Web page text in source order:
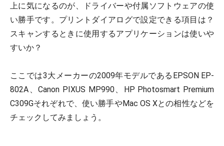
上に気になるのが、ドライバーや付属ソフトウェアの使
い勝手です。プリントダイアログで設定できる項目は？
スキャンするときに使用するアプリケーションは使いや
すいか？
ここでは3大メーカーの2009年モデルであるEPSON EP-
802A、Canon PIXUS MP990、HP Photosmart Premium
C309Gそれぞれで、使い勝手やMac OS Xとの相性などを
チェックしてみましょう。